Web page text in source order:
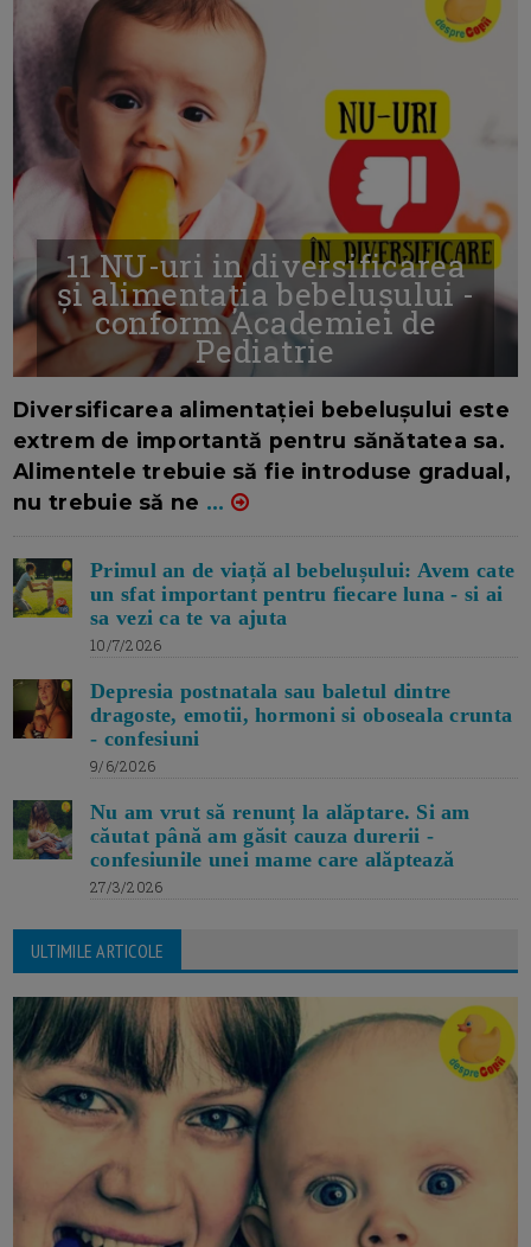
11 NU-uri in diversificarea
și alimentația bebelușului -
conform Academiei de
Pediatrie
Diversificarea alimentației bebelușului este
extrem de importantă pentru sănătatea sa.
Alimentele trebuie să fie introduse gradual,
nu trebuie să ne ...
Primul an de viață al bebelușului: Avem cate
un sfat important pentru fiecare luna - si ai
sa vezi ca te va ajuta
10/7/2026
Depresia postnatala sau baletul dintre
dragoste, emotii, hormoni si oboseala crunta
- confesiuni
9/6/2026
Nu am vrut să renunț la alăptare. Si am
căutat până am găsit cauza durerii -
confesiunile unei mame care alăptează
27/3/2026
ULTIMILE ARTICOLE